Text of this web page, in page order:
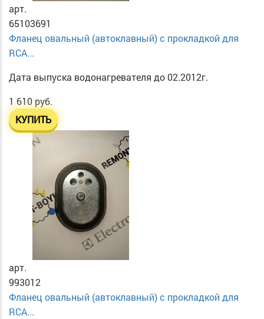
арт.
65103691
Фланец овальный (автоклавный) с прокладкой для
RCA...
Дата выпуска водонагревателя до 02.2012г.
1 610 руб.
КУПИТЬ
арт.
993012
Фланец овальный (автоклавный) с прокладкой для
RCA...